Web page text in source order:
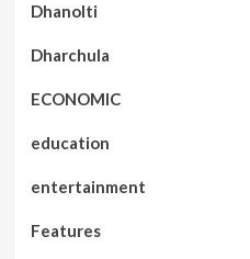
Dhanolti
Dharchula
ECONOMIC
education
entertainment
Features